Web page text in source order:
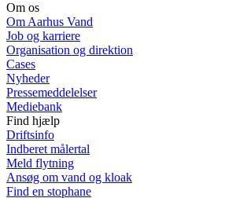
Om os
Om Aarhus Vand
Job og karriere
Organisation og direktion
Cases
Nyheder
Pressemeddelelser
Mediebank
Find hjælp
Driftsinfo
Indberet målertal
Meld flytning
Ansøg om vand og kloak
Find en stophane